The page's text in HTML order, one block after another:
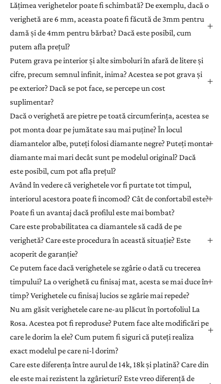
Lățimea verighetelor poate fi schimbată? De exemplu, dacă o
verighetă are 6 mm, aceasta poate fi făcută de 3mm pentru
damă și de 4mm pentru bărbat? Dacă este posibil, cum
putem afla prețul?
Putem grava pe interior și alte simboluri în afară de litere și
cifre, precum semnul infinit, inima? Acestea se pot grava și
pe exterior? Dacă se pot face, se percepe un cost
suplimentar?
Dacă o verighetă are pietre pe toată circumferința, acestea se
pot monta doar pe jumătate sau mai puține? În locul
diamantelor albe, puteți folosi diamante negre? Puteți monta
diamante mai mari decât sunt pe modelul original? Dacă
este posibil, cum pot afla prețul?
Având în vedere că verighetele vor fi purtate tot timpul,
interiorul acestora poate fi incomod? Cât de confortabil este?
Poate fi un avantaj dacă profilul este mai bombat?
Care este probabilitatea ca diamantele să cadă de pe
verighetă? Care este procedura în această situație? Este
acoperit de garanție?
Ce putem face dacă verighetele se zgârie o dată cu trecerea
timpului? La o verighetă cu finisaj mat, acesta se mai duce în
timp? Verighetele cu finisaj lucios se zgârie mai repede?
Nu am găsit verighetele care ne-au plăcut în portofoliul La
Rosa. Acestea pot fi reproduse? Putem face alte modificări pe
care le dorim la ele? Cum putem fi siguri că puteți realiza
exact modelul pe care ni-l dorim?
Care este diferența între aurul de 14k, 18k și platină? Care din
ele este mai rezistent la zgârieturi? Este vreo diferență de